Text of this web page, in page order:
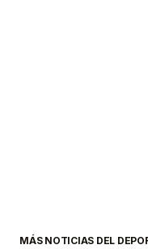
MÁS NOTICIAS DEL